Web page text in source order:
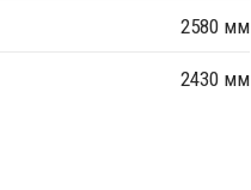
2580 мм
2430 мм